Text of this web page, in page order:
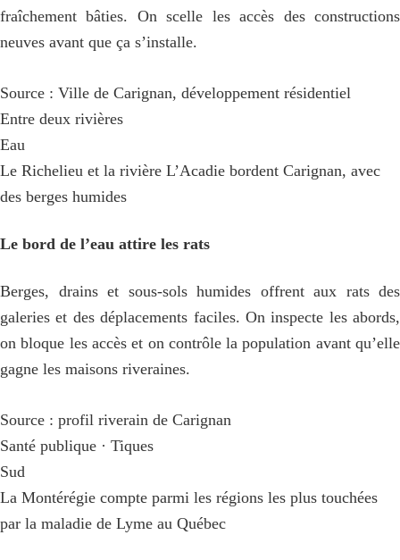
fraîchement bâties. On scelle les accès des constructions
neuves avant que ça s’installe.
Source : Ville de Carignan, développement résidentiel
Entre deux rivières
Eau
Le Richelieu et la rivière L’Acadie bordent Carignan, avec
des berges humides
Le bord de l’eau attire les rats
Berges, drains et sous-sols humides offrent aux rats des
galeries et des déplacements faciles. On inspecte les abords,
on bloque les accès et on contrôle la population avant qu’elle
gagne les maisons riveraines.
Source : profil riverain de Carignan
Santé publique · Tiques
Sud
La Montérégie compte parmi les régions les plus touchées
par la maladie de Lyme au Québec